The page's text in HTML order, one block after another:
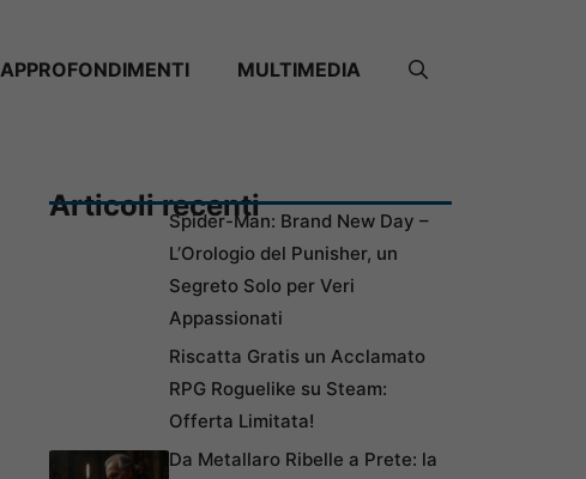
APPROFONDIMENTI MULTIMEDIA
Articoli recentiSpider-Man: Brand New Day –
L’Orologio del Punisher, un
Segreto Solo per Veri
Appassionati
Riscatta Gratis un Acclamato
RPG Roguelike su Steam:
Offerta Limitata!
Da Metallaro Ribelle a Prete: la